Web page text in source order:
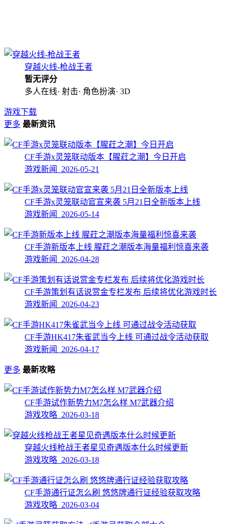
穿越火线-枪战王者
暂无评分
多人在线· 射击· 角色扮演· 3D
游戏下载
更多 最新资讯
CF手游x灵笼联动版本【腥荭之潮】今日开启
游戏新闻 2026-05-21
CF手游x灵笼联动官宣来袭 5月21日全新版本上线
游戏新闻 2026-05-14
CF手游新版本上线 腥荭之潮版本海量福利惊喜来袭
游戏新闻 2026-04-28
CF手游策划有话说赏金专栏发布 后续将优化游戏时长
游戏新闻 2026-04-23
CF手游HK417朱雀武当今上线 可通过战令活动获取
游戏新闻 2026-04-17
更多 最新攻略
CF手游试作新势力M7怎么样 M7武器介绍
游戏攻略 2026-03-18
穿越火线枪战王者星见奇遇版本什么时候更新
游戏攻略 2026-03-18
CF手游通行证怎么刷 悠悠牌通行证经验获取攻略
游戏攻略 2026-03-04